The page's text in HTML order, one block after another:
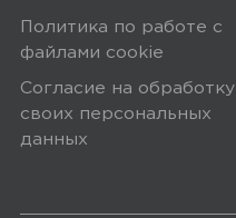
Владимир К.
15 марта 2025, 14:13
Политика по работе с
файлами сookie
Согласие на обработку
своих персональных
данных